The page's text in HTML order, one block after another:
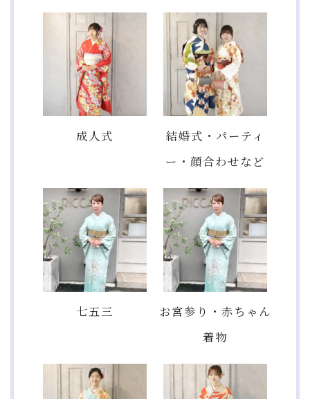
成人式
結婚式・パーティ
ー・顔合わせなど
七五三
お宮参り・赤ちゃん
着物